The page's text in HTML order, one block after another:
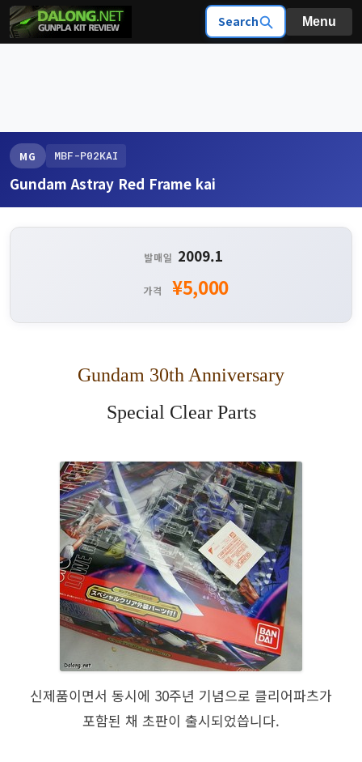
Search Menu
MG MBF-P02KAI
Gundam Astray Red Frame kai
발매일 2009.1
가격 ¥5,000
Gundam 30th Anniversary
Special Clear Parts
신제품이면서 동시에 30주년 기념으로 클리어파츠가
포함된 채 초판이 출시되었씁니다.